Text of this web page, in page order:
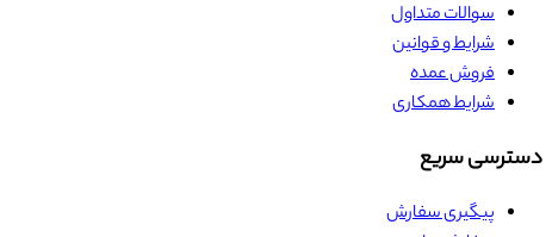
سوالات متداول
شرایط و قوانین
فروش عمده
شرایط همکاری
دسترسی سریع
پیگیری سفارش